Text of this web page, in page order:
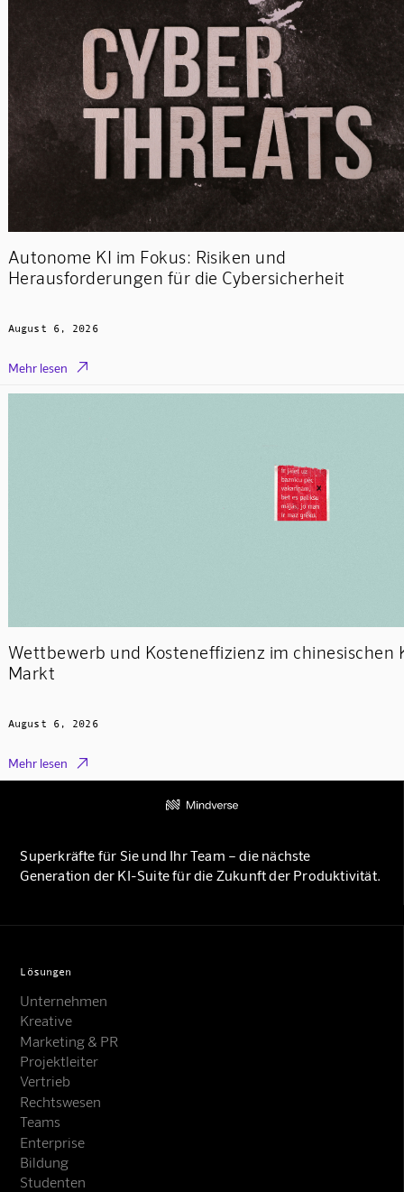
Autonome KI im Fokus: Risiken und
Herausforderungen für die Cybersicherheit
August 6, 2026
Mehr lesen 
Wettbewerb und Kosteneffizienz im chinesischen
Markt
August 6, 2026
Mehr lesen 
Superkräfte für Sie und Ihr Team – die nächste
Generation der KI-Suite für die Zukunft der Produktivität.
Lösungen
Unternehmen
Kreative
Marketing & PR
Projektleiter
Vertrieb
Rechtswesen
Teams
Enterprise
Bildung
Studenten